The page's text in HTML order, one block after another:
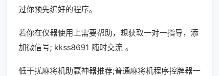
过你预先编好的程序。
若你在仪器使用上需要帮助，想获取一对一指导，添
加微信号; kkss8691 随时交流 。
低干扰麻将机助赢神器推荐;普通麻将机程序控牌器一